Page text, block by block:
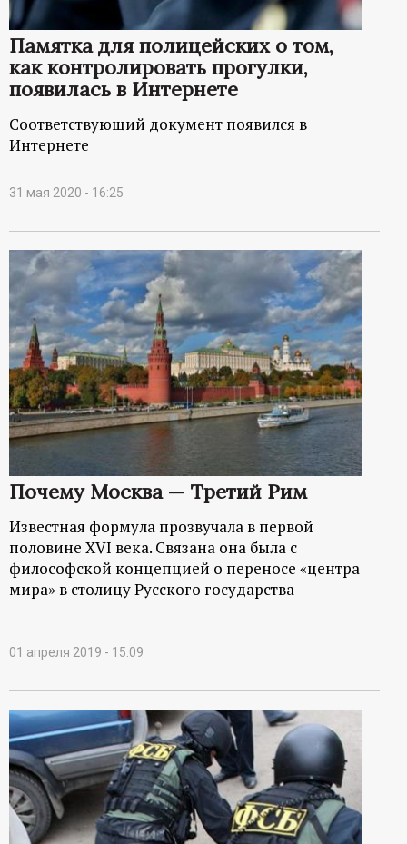
ц
и
о
н
н
ы
й
п
о
р
т
а
л
Памятка для полицейских о том,
как контролировать прогулки,
появилась в Интернете
Соответствующий документ появился в
Интернете
31 мая 2020 - 16:25
Почему Москва — Третий Рим
Известная формула прозвучала в первой
половине XVI века. Связана она была с
философской концепцией о переносе «центра
мира» в столицу Русского государства
01 апреля 2019 - 15:09